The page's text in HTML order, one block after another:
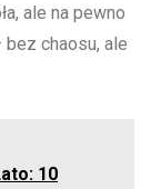
ale ‌na pewno
chaosu, ale
10